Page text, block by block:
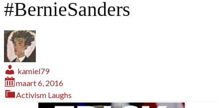
#BernieSanders
kamiel79
maart 6, 2016
Activism Laughs